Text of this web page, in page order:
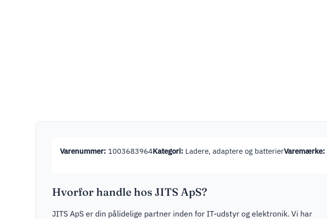
Varenummer: 1003683964Kategori: Ladere, adaptere og batterierVaremærke:
Hvorfor handle hos JITS ApS?
JITS ApS er din pålidelige partner inden for IT-udstyr og elektronik. Vi har